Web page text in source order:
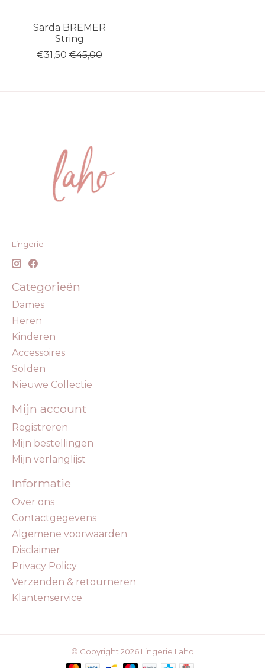
Sarda BREMER
String
€31,50 €45,00
Lingerie
Categorieën
Dames
Heren
Kinderen
Accessoires
Solden
Nieuwe Collectie
Mijn account
Registreren
Mijn bestellingen
Mijn verlanglijst
Informatie
Over ons
Contactgegevens
Algemene voorwaarden
Disclaimer
Privacy Policy
Verzenden & retourneren
Klantenservice
© Copyright 2026 Lingerie Laho